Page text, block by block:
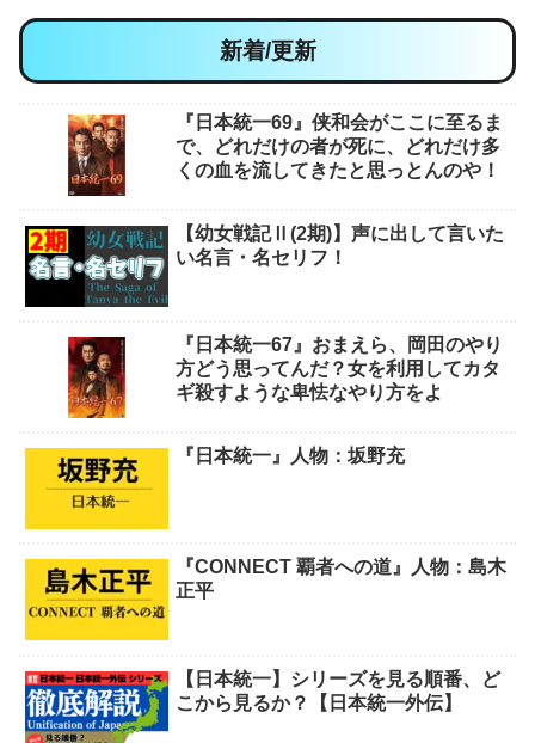
新着/更新
『日本統一69』侠和会がここに至るま
で、どれだけの者が死に、どれだけ多
くの血を流してきたと思っとんのや！
【幼女戦記Ⅱ(2期)】声に出して言いた
い名言・名セリフ！
『日本統一67』おまえら、岡田のやり
方どう思ってんだ？女を利用してカタ
ギ殺すような卑怯なやり方をよ
『日本統一』人物：坂野充
『CONNECT 覇者への道』人物：島木
正平
【日本統一】シリーズを見る順番、ど
こから見るか？【日本統一外伝】